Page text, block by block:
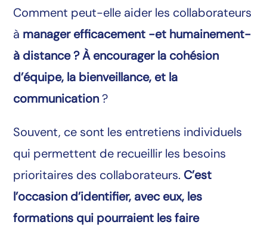
Comment peut-elle aider les collaborateurs
à manager efficacement -et humainement-
à distance ? À encourager la cohésion
d’équipe, la bienveillance, et la
communication ?
Souvent, ce sont les entretiens individuels
qui permettent de recueillir les besoins
prioritaires des collaborateurs. C’est
l’occasion d’identifier, avec eux, les
formations qui pourraient les faire